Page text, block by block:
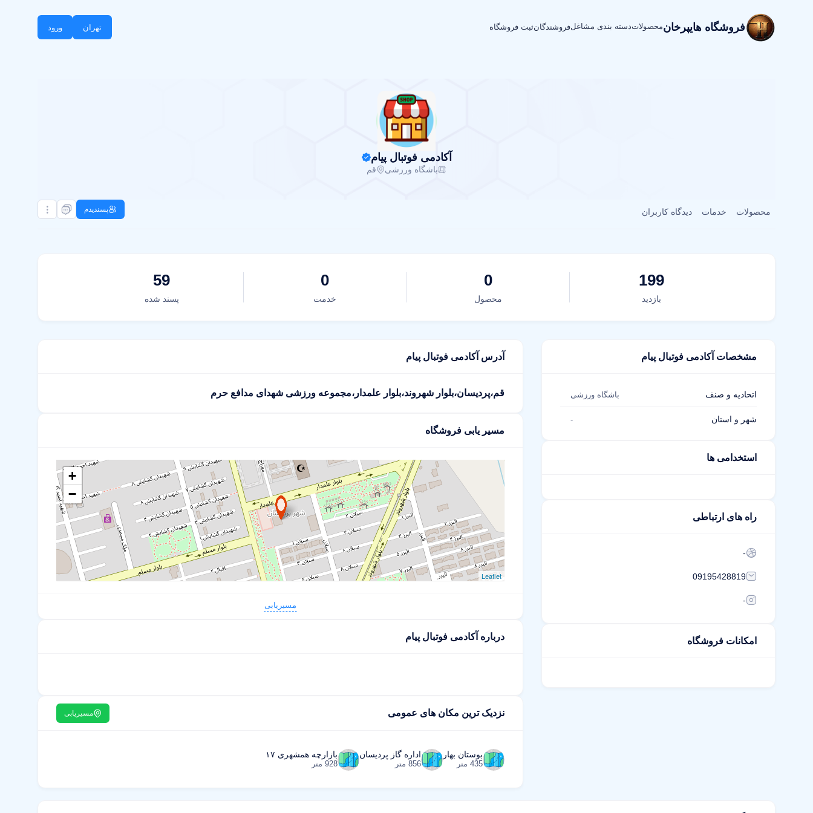
فروشگاه هایپرخانمحصولاتدسته بندی مشاغلفروشندگانثبت فروشگاه تهران ورود
آکادمی فوتبال پیام
باشگاه ورزشی قم
محصولات خدمات دیدگاه کاربران پسندیدم
199
بازدید
0
محصول
0
خدمت
59
پسند شده
مشخصات آکادمی فوتبال پیام
اتحادیه و صنف باشگاه ورزشی
شهر و استان -
استخدامی ها
راه های ارتباطی
-
09195428819
-
امکانات فروشگاه
آدرس آکادمی فوتبال پیام
قم،پردیسان،بلوار شهروند،بلوار علمدار،مجموعه ورزشی شهدای مدافع حرم
مسیر یابی فروشگاه
+
−
Leaflet
مسیریابی
درباره آکادمی فوتبال پیام
نزدیک ترین مکان های عمومی مسیریابی
بوستان بهار
435 متر
اداره گاز پردیسان
856 متر
بازارچه همشهری ۱۷
928 متر